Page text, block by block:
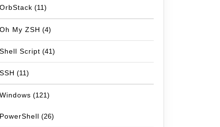
OrbStack (11)
Oh My ZSH (4)
Shell Script (41)
SSH (11)
Windows (121)
PowerShell (26)